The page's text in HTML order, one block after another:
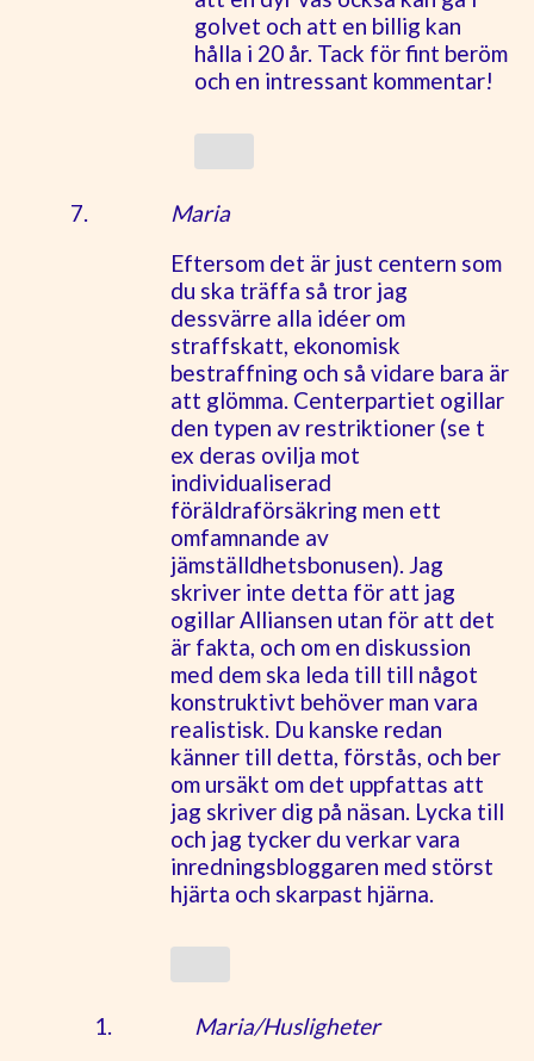
golvet och att en billig kan
hålla i 20 år. Tack för fint beröm
och en intressant kommentar!
Maria
Eftersom det är just centern som
du ska träffa så tror jag
dessvärre alla idéer om
straffskatt, ekonomisk
bestraffning och så vidare bara är
att glömma. Centerpartiet ogillar
den typen av restriktioner (se t
ex deras ovilja mot
individualiserad
föräldraförsäkring men ett
omfamnande av
jämställdhetsbonusen). Jag
skriver inte detta för att jag
ogillar Alliansen utan för att det
är fakta, och om en diskussion
med dem ska leda till till något
konstruktivt behöver man vara
realistisk. Du kanske redan
känner till detta, förstås, och ber
om ursäkt om det uppfattas att
jag skriver dig på näsan. Lycka till
och jag tycker du verkar vara
inredningsbloggaren med störst
hjärta och skarpast hjärna.
Maria/Husligheter